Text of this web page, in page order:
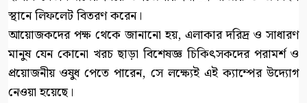
স্থানে লিফলেট বিতরণ করেন।
আয়োজকদের পক্ষ থেকে জানানো হয়, এলাকার দরিদ্র ও সাধারণ
মানুষ যেন কোনো খরচ ছাড়া বিশেষজ্ঞ চিকিৎসকদের পরামর্শ ও
প্রয়োজনীয় ওষুধ পেতে পারেন, সে লক্ষ্যেই এই ক্যাম্পের উদ্যোগ
নেওয়া হয়েছে।